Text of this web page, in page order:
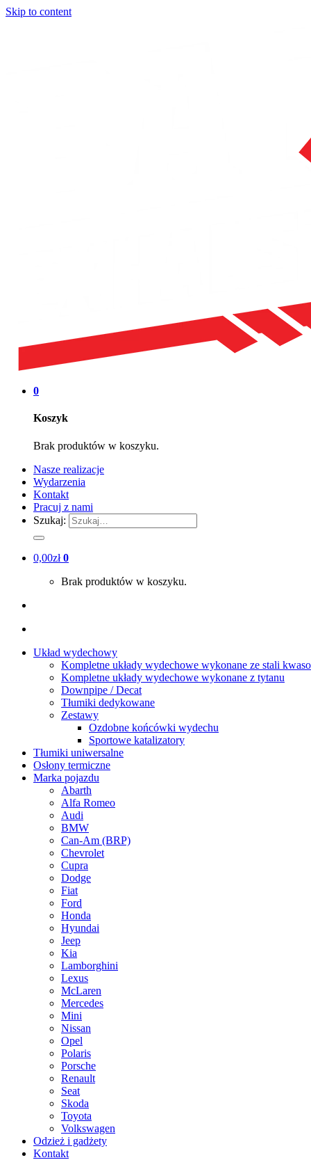
Skip to content
0
Koszyk
Brak produktów w koszyku.
Nasze realizacje
Wydarzenia
Kontakt
Pracuj z nami
Szukaj:
0,00zł 0
Brak produktów w koszyku.
Układ wydechowy
Kompletne układy wydechowe wykonane ze stali
Kompletne układy wydechowe wykonane z tytanu
Downpipe / Decat
Tłumiki dedykowane
Zestawy
Ozdobne końcówki wydechu
Sportowe katalizatory
Tłumiki uniwersalne
Osłony termiczne
Marka pojazdu
Abarth
Alfa Romeo
Audi
BMW
Can-Am (BRP)
Chevrolet
Cupra
Dodge
Fiat
Ford
Honda
Hyundai
Jeep
Kia
Lamborghini
Lexus
McLaren
Mercedes
Mini
Nissan
Opel
Polaris
Porsche
Renault
Seat
Skoda
Toyota
Volkswagen
Odzież i gadżety
Kontakt